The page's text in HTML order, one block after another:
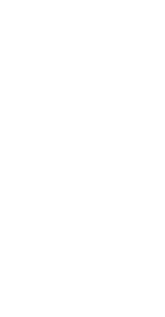
Entre las principales
Rescate, el Cheque
avances en proyectos
presidente de la
Economía, Ana
cuentas entren en
«Es un presupuesto
programas
despoblación, generar
todas las comarcas»,